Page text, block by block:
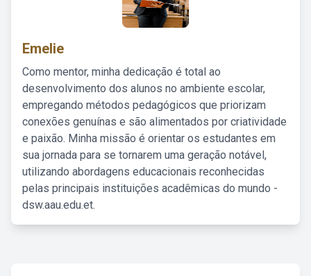
Emelie
Como mentor, minha dedicação é total ao
desenvolvimento dos alunos no ambiente escolar,
empregando métodos pedagógicos que priorizam
conexões genuínas e são alimentados por criatividade
e paixão. Minha missão é orientar os estudantes em
sua jornada para se tornarem uma geração notável,
utilizando abordagens educacionais reconhecidas
pelas principais instituições acadêmicas do mundo -
dsw.aau.edu.et.